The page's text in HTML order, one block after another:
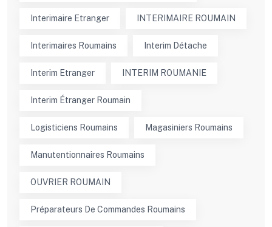
Interimaire Etranger INTERIMAIRE ROUMAIN
Interimaires Roumains Interim Détache
Interim Etranger INTERIM ROUMANIE
Interim Étranger Roumain
Logisticiens Roumains Magasiniers Roumains
Manutentionnaires Roumains
OUVRIER ROUMAIN
Préparateurs De Commandes Roumains